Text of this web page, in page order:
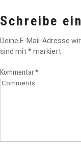
Schreibe
Deine E-Mail-Adresse
sind mit *markiert
Kommentar*